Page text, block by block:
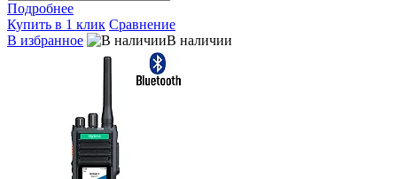
Подробнее
Купить в 1 клик Сравнение
В избранное
В наличии